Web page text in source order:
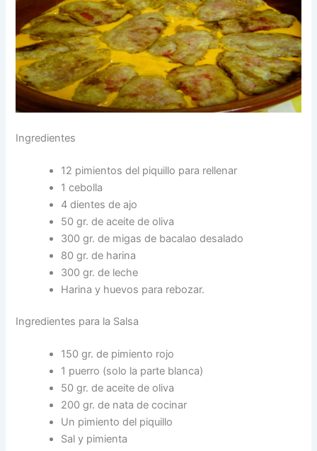
Ingredientes
12 pimientos del piquillo para rellenar
1 cebolla
4 dientes de ajo
50 gr. de aceite de oliva
300 gr. de migas de bacalao desalado
80 gr. de harina
300 gr. de leche
Harina y huevos para rebozar.
Ingredientes para la Salsa
150 gr. de pimiento rojo
1 puerro (solo la parte blanca)
50 gr. de aceite de oliva
200 gr. de nata de cocinar
Un pimiento del piquillo
Sal y pimienta